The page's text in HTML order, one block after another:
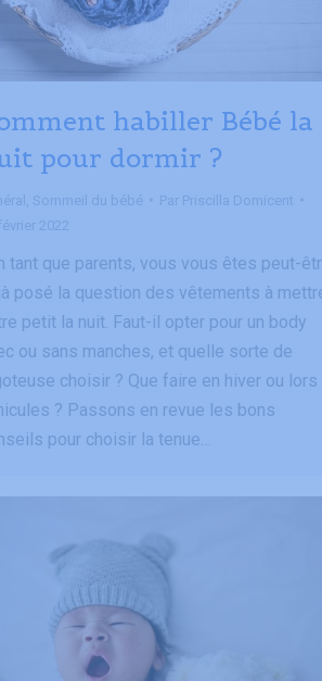
habiller Bébé la
pour dormir ?
Sommeil du bébé Par Priscilla Domicent
2022
tant que parents, vous vous êtes peut-
posé la question des vêtements à
petit la nuit. Faut-il opter pour un body
ou sans manches, et quelle sorte de
choisir ? Que faire en hiver ou lors
? Passons en revue les bons
pour choisir la tenue…